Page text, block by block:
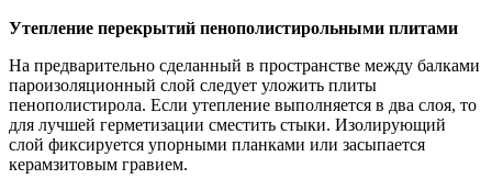
Утепление перекрытий пенополистирольными плитами
На предварительно сделанный в пространстве между балками
пароизоляционный слой следует уложить плиты
пенополистирола. Если утепление выполняется в два слоя, то
для лучшей герметизации сместить стыки. Изолирующий
слой фиксируется упорными планками или засыпается
керамзитовым гравием.